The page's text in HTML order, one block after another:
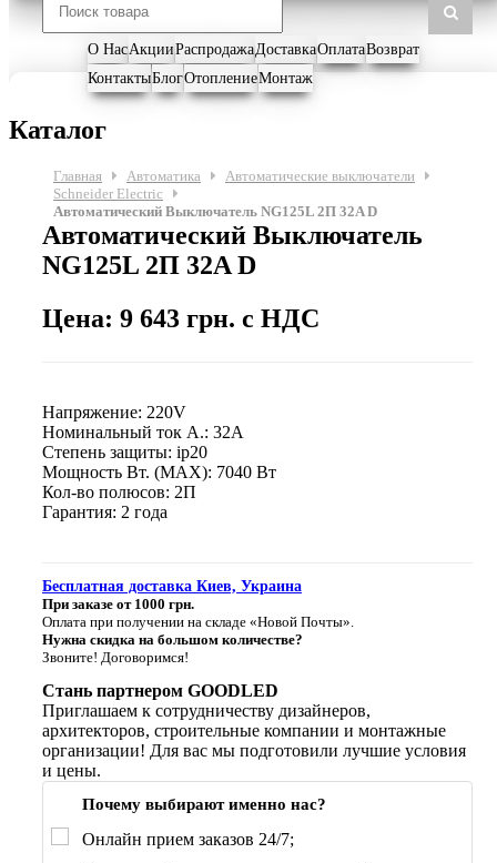
О НасАкцииРаспродажаДоставкаОплатаВозврат
КонтактыБлогОтоплениеМонтаж
Каталог
Главная Автоматика
Автоматические выключатели
Schneider Electric
Автоматический Выключатель NG125L 2П 32A D
Автоматический Выключатель
NG125L 2П 32A D
Цена: 9 643 грн. с НДС
Напряжение: 220V
Номинальный ток А.: 32A
Степень защиты: ip20
Мощность Вт. (МАХ): 7040 Вт
Кол-во полюсов: 2П
Гарантия: 2 года
Бесплатная доставка Киев, Украина
При заказе от 1000 грн.
Оплата при получении на складе «Новой Почты».
Нужна скидка на большом количестве?
Звоните! Договоримся!
Стань партнером GOODLED
Приглашаем к сотрудничеству дизайнеров,
архитекторов, строительные компании и монтажные
организации! Для вас мы подготовили лучшие условия
и цены.
Почему выбирают именно нас?
Онлайн прием заказов 24/7;